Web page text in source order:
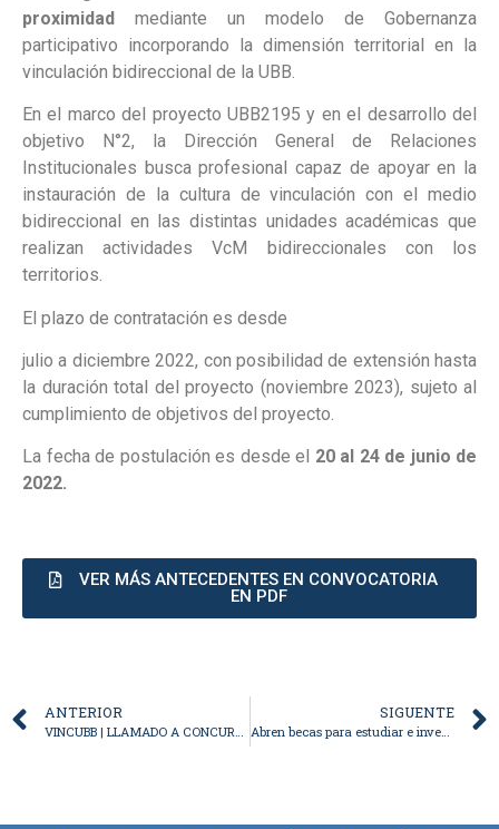
proximidad mediante un modelo de Gobernanza
participativo incorporando la dimensión territorial en la
vinculación bidireccional de la UBB.
En el marco del proyecto UBB2195 y en el desarrollo del
objetivo N°2, la Dirección General de Relaciones
Institucionales busca profesional capaz de apoyar en la
instauración de la cultura de vinculación con el medio
bidireccional en las distintas unidades académicas que
realizan actividades VcM bidireccionales con los
territorios.
El plazo de contratación es desde
julio a diciembre 2022, con posibilidad de extensión hasta
la duración total del proyecto (noviembre 2023), sujeto al
cumplimiento de objetivos del proyecto.
La fecha de postulación es desde el 20 al 24 de junio de
2022.
VER MÁS ANTECEDENTES EN CONVOCATORIA
EN PDF
ANTERIOR SIGUENTE
Abren becas para estudiar e investigar en Alemania